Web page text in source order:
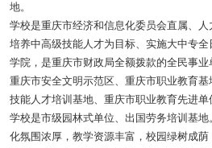
地。
学校是重庆市经济和信息化委员会直属、
培养中高级技能人才为目标、实施大中专
学院，是重庆市财政局全额拨款的全民事业
重庆市安全文明示范区、重庆市职业教育
技能人才培训基地、重庆市职业教育先进单
学校是市级园林式单位、出国劳务培训基
化氛围浓厚，教学资源丰富，校园绿树成